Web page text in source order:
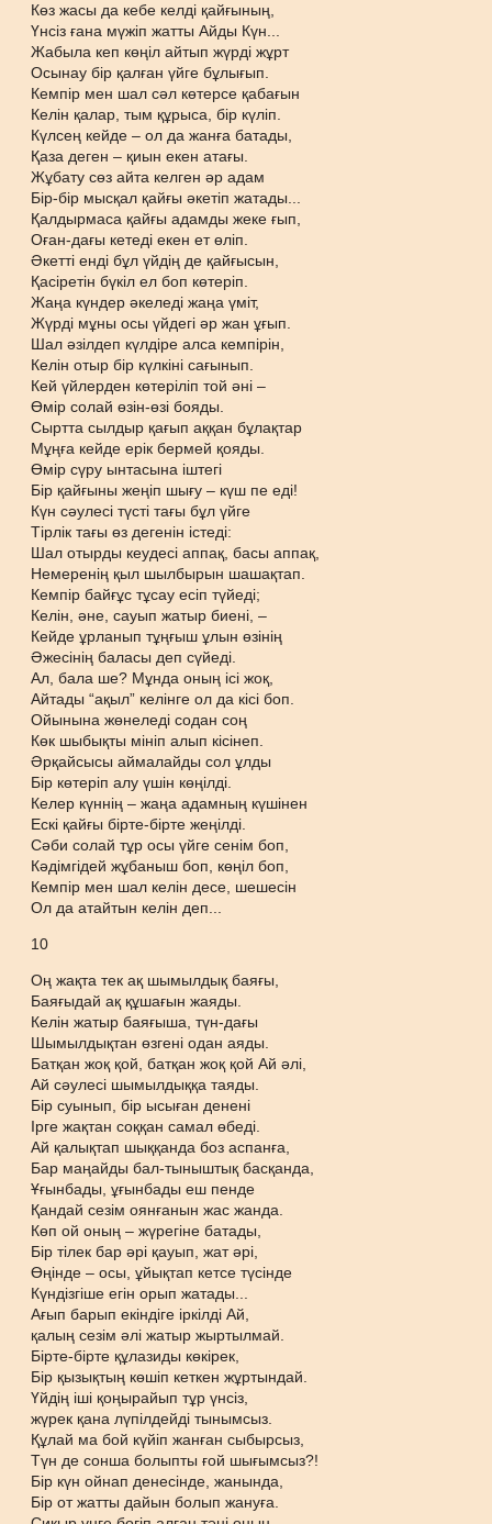
Көз жасы да кебе келді қайғының,
Үнсіз ғана мүжіп жатты Айды Күн...
Жабыла кеп көңіл айтып жүрді жұрт
Осынау бір қалған үйге бұлығып.
Кемпір мен шал сәл көтерсе қабағын
Келін қалар, тым құрыса, бір күліп.
Күлсең кейде – ол да жанға батады,
Қаза деген – қиын екен атағы.
Жұбату сөз айта келген әр адам
Бір-бір мысқал қайғы әкетіп жатады...
Қалдырмаса қайғы адамды жеке ғып,
Оған-дағы кетеді екен ет өліп.
Әкетті енді бұл үйдің де қайғысын,
Қасіретін бүкіл ел боп көтеріп.
Жаңа күндер әкеледі жаңа үміт,
Жүрді мұны осы үйдегі әр жан ұғып.
Шал әзілдеп күлдіре алса кемпірін,
Келін отыр бір күлкіні сағынып.
Кей үйлерден көтеріліп той әні –
Өмір солай өзін-өзі бояды.
Сыртта сылдыр қағып аққан бұлақтар
Мұңға кейде ерік бермей қояды.
Өмір сүру ынтасына іштегі
Бір қайғыны жеңіп шығу – күш пе еді!
Күн сәулесі түсті тағы бұл үйге
Тірлік тағы өз дегенін істеді:
Шал отырды кеудесі аппақ, басы аппақ,
Немеренің қыл шылбырын шашақтап.
Кемпір байғұс тұсау есіп түйеді;
Келін, әне, сауып жатыр биені, –
Кейде ұрланып тұңғыш ұлын өзінің
Әжесінің баласы деп сүйеді.
Ал, бала ше? Мұнда оның ісі жоқ,
Айтады “ақыл” келінге ол да кісі боп.
Ойынына жөнеледі содан соң
Көк шыбықты мініп алып кісінеп.
Әрқайсысы аймалайды сол ұлды
Бір көтеріп алу үшін көңілді.
Келер күннің – жаңа адамның күшінен
Ескі қайғы бірте-бірте жеңілді.
Сәби солай тұр осы үйге сенім боп,
Кәдімгідей жұбаныш боп, көңіл боп,
Кемпір мен шал келін десе, шешесін
Ол да атайтын келін деп...
10
Оң жақта тек ақ шымылдық баяғы,
Баяғыдай ақ құшағын жаяды.
Келін жатыр баяғыша, түн-дағы
Шымылдықтан өзгені одан аяды.
Батқан жоқ қой, батқан жоқ қой Ай әлі,
Ай сәулесі шымылдыққа таяды.
Бір суынып, бір ысыған денені
Ірге жақтан соққан самал өбеді.
Ай қалықтап шыққанда боз аспанға,
Бар маңайды бал-тыныштық басқанда,
Ұғынбады, ұғынбады еш пенде
Қандай сезім оянғанын жас жанда.
Көп ой оның – жүрегіне батады,
Бір тілек бар әрі қауып, жат әрі,
Өңінде – осы, ұйықтап кетсе түсінде
Күндізгіше егін орып жатады...
Ағып барып екіндіге іркілді Ай,
қалың сезім әлі жатыр жыртылмай.
Бірте-бірте құлазиды көкірек,
Бір қызықтың көшіп кеткен жұртындай.
Үйдің іші қоңырайып тұр үнсіз,
жүрек қана лүпілдейді тынымсыз.
Құлай ма бой күйіп жанған сыбырсыз,
Түн де сонша болыпты ғой шығымсыз?!
Бір күн ойнап денесінде, жанында,
Бір от жатты дайын болып жануға.